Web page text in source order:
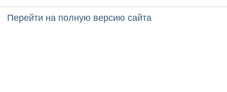
Перейти на полную версию сайта